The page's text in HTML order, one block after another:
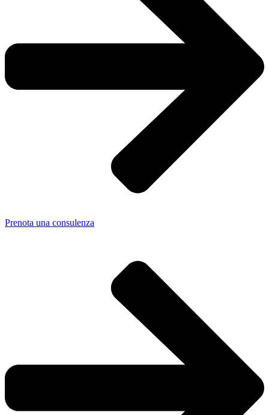
Prenota una consulenza